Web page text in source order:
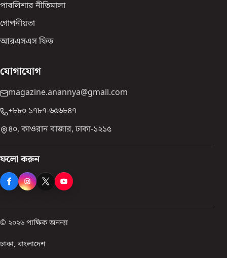
পাবলিশার নীতিমালা
গোপনীয়তা
আরএসএস ফিড
যোগাযোগ
magazine.anannya@gmail.com
+৮৮০ ১৭৮৭-৬৫৬৮৪৭
৪০, কাওরান বাজার, ঢাকা-১২১৫
ফলো করুন
© ২০২৬ পাক্ষিক অনন্যা
ঢাকা, বাংলাদেশ